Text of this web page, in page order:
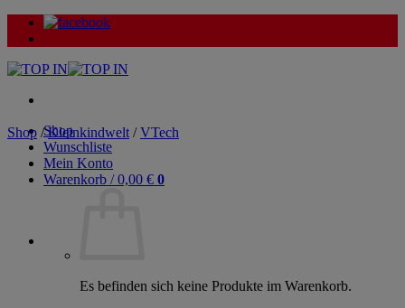
Zum
Inhalt
Shop
Wunschliste
Mein Konto
Warenkorb /0,00 € 0
Es befinden sich keine Produkte im Warenkorb.
Shop / Kleinkindwelt / VTech